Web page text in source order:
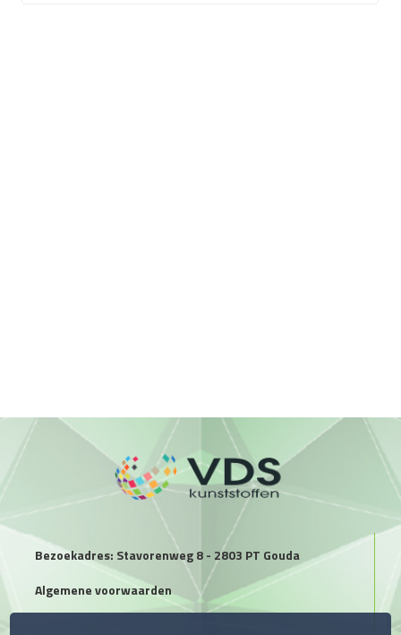
Bezoekadres: Stavorenweg 8 - 2803 PT Gouda
Algemene voorwaarden